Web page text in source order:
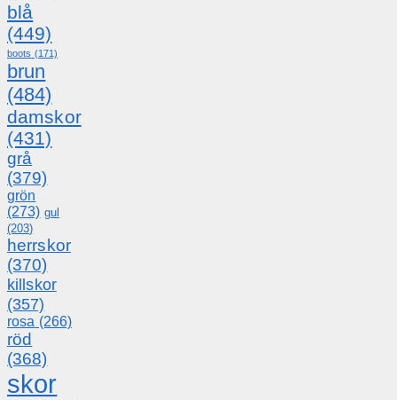
blå
(449)
boots (171)
brun
(484)
damskor
(431)
grå
(379)
grön
(273) gul
(203)
herrskor
(370)
killskor
(357)
rosa (266)
röd
(368)
skor